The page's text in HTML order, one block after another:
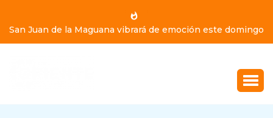
San Juan de la Maguana vibrará de emoción este domingo
9 de agosto, con Yiyo Sarante, Eddy Herrera y Bulín 47